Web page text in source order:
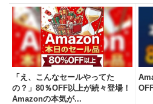
「え、こんなセールやってた
の？」80％OFF以上が続々登場！
Amazonの本気が...